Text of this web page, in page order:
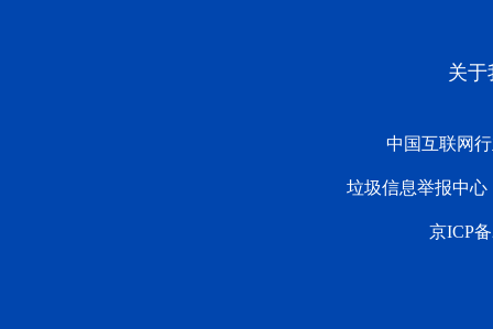
关于
中国互联网
垃圾信息举报中心
京ICP